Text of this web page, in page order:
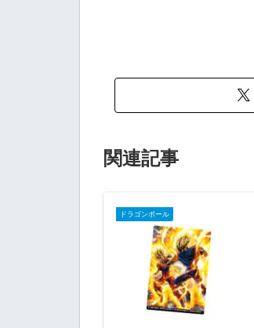
関連記事
ドラゴンボール